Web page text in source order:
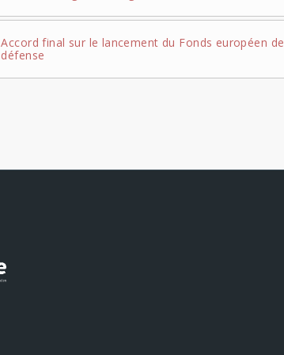
Accord final sur le lancement du Fonds européen de
défense